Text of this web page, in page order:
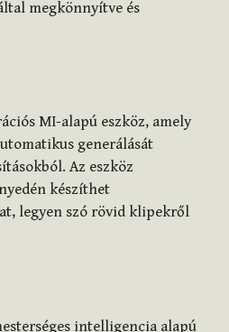
megkönnyítve és
MI-alapú eszköz, amely
generálását
Az eszköz
készíthet
legyen szó rövid klipekről
intelligencia alapú